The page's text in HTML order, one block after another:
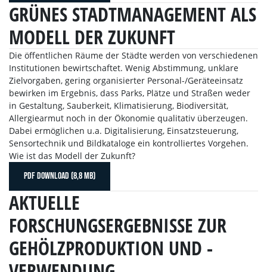
GRÜNES STADTMANAGEMENT ALS
MODELL DER ZUKUNFT
Die öffentlichen Räume der Städte werden von verschiedenen
Institutionen bewirtschaftet. Wenig Abstimmung, unklare
Zielvorgaben, gering organisierter Personal-/Geräteeinsatz
bewirken im Ergebnis, dass Parks, Plätze und Straßen weder
in Gestaltung, Sauberkeit, Klimatisierung, Biodiversität,
Allergiearmut noch in der Ökonomie qualitativ überzeugen.
Dabei ermöglichen u.a. Digitalisierung, Einsatzsteuerung,
Sensortechnik und Bildkataloge ein kontrolliertes Vorgehen.
Wie ist das Modell der Zukunft?
PDF DOWNLOAD (8,8 MB)
AKTUELLE
FORSCHUNGSERGEBNISSE ZUR
GEHÖLZPRODUKTION UND -